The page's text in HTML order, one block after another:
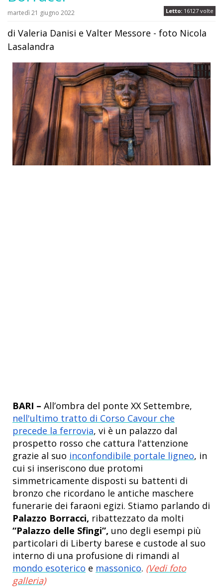
Letto: 16127 volte
martedì 21 giugno 2022
di Valeria Danisi e Valter Messore - foto Nicola
Lasalandra
BARI – All’ombra del ponte XX Settembre,
nell'ultimo tratto di Corso Cavour che
precede la ferrovia, vi è un palazzo dal
prospetto rosso che cattura l'attenzione
grazie al suo inconfondibile portale ligneo, in
cui si inseriscono due protomi
simmetricamente disposti su battenti di
bronzo che ricordano le antiche maschere
funerarie dei faraoni egizi. Stiamo parlando di
Palazzo Borracci, ribattezzato da molti
“Palazzo delle Sfingi”, uno degli esempi più
particolari di Liberty barese e custode al suo
interno di una profusione di rimandi al
mondo esoterico e massonico. (Vedi foto
galleria)